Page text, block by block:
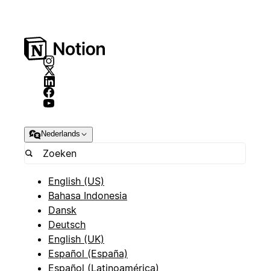
Nederlands
English (US)
Bahasa Indonesia
Dansk
Deutsch
English (UK)
Español (España)
Español (Latinoamérica)